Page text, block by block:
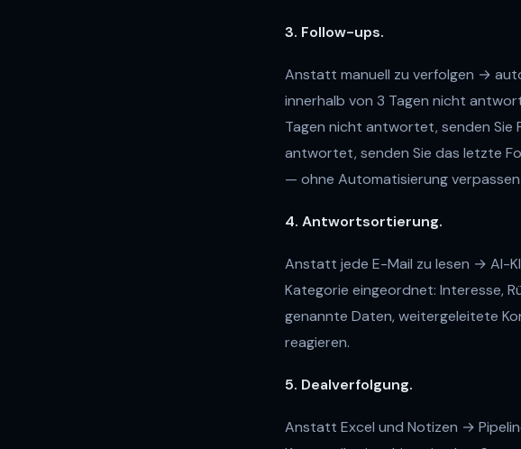
3. Follow-ups.
Anstatt manuell zu verfolgen →
innerhalb von 3 Tagen nicht
Tagen nicht antwortet, senden Sie
antwortet, senden Sie das letzte
— ohne Automatisierung verpassen
4. Antwortsortierung.
Anstatt jede E-Mail zu lesen → AI-
Kategorie eingeordnet: Interesse,
genannte Daten, weitergeleitete
reagieren.
5. Dealverfolgung.
Anstatt Excel und Notizen →